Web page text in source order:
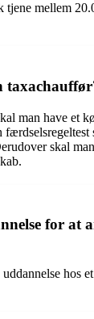
tjene mellem
man have et
færdselsregeltest
skal
for at
hos